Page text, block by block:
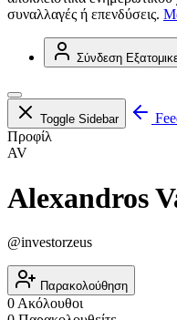
συναλλαγές ή επενδύσεις.
Σύνδεση
Toggle Sidebar
Προφίλ
AV
Alexandros
@investorzeus
Παρακολούθηση
0 Ακόλουθοι